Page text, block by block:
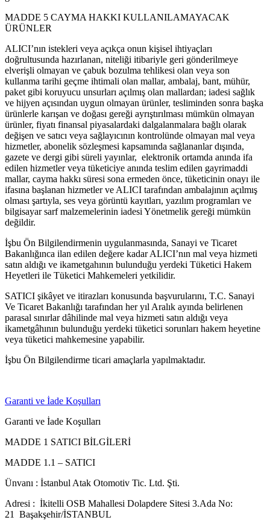
MADDE 5 CAYMA HAKKI KULLANILAMAYACAK
ÜRÜNLER
ALICI’nın istekleri veya açıkça onun kişisel ihtiyaçları
doğrultusunda hazırlanan, niteliği itibariyle geri gönderilmeye
elverişli olmayan ve çabuk bozulma tehlikesi olan veya son
kullanma tarihi geçme ihtimali olan mallar, ambalaj, bant, mühür,
paket gibi koruyucu unsurları açılmış olan mallardan; iadesi sağlık
ve hijyen açısından uygun olmayan ürünler, tesliminden sonra başka
ürünlerle karışan ve doğası gereği ayrıştırılması mümkün olmayan
ürünler, fiyatı finansal piyasalardaki dalgalanmalara bağlı olarak
değişen ve satıcı veya sağlayıcının kontrolünde olmayan mal veya
hizmetler, abonelik sözleşmesi kapsamında sağlananlar dışında,
gazete ve dergi gibi süreli yayınlar, elektronik ortamda anında ifa
edilen hizmetler veya tüketiciye anında teslim edilen gayrimaddi
mallar, cayma hakkı süresi sona ermeden önce, tüketicinin onayı ile
ifasına başlanan hizmetler ve ALICI tarafından ambalajının açılmış
olması şartıyla, ses veya görüntü kayıtları, yazılım programları ve
bilgisayar sarf malzemelerinin iadesi Yönetmelik gereği mümkün
değildir.
İşbu Ön Bilgilendirmenin uygulanmasında, Sanayi ve Ticaret
Bakanlığınca ilan edilen değere kadar ALICI’nın mal veya hizmeti
satın aldığı ve ikametgahının bulunduğu yerdeki Tüketici Hakem
Heyetleri ile Tüketici Mahkemeleri yetkilidir.
SATICI şikâyet ve itirazları konusunda başvurularını, T.C. Sanayi
Ve Ticaret Bakanlığı tarafından her yıl Aralık ayında belirlenen
parasal sınırlar dâhilinde mal veya hizmeti satın aldığı veya
ikametgâhının bulunduğu yerdeki tüketici sorunları hakem heyetine
veya tüketici mahkemesine yapabilir.
İşbu Ön Bilgilendirme ticari amaçlarla yapılmaktadır.
Garanti ve İade Koşulları
Garanti ve İade Koşulları
MADDE 1 SATICI BİLGİLERİ
MADDE 1.1 – SATICI
Ünvanı : İstanbul Atak Otomotiv Tic. Ltd. Şti.
Adresi : İkitelli OSB Mahallesi Dolapdere Sitesi 3.Ada No:
21 Başakşehir/İSTANBUL